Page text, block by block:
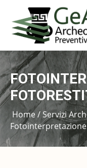
HOME
ARCHEOLOGIA
IN CANTIERE
Home/Servizi